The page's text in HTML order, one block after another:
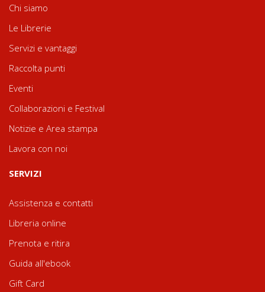
Chi siamo
Le Librerie
Servizi e vantaggi
Raccolta punti
Eventi
Collaborazioni e Festival
Notizie e Area stampa
Lavora con noi
SERVIZI
Assistenza e contatti
Libreria online
Prenota e ritira
Guida all'ebook
Gift Card